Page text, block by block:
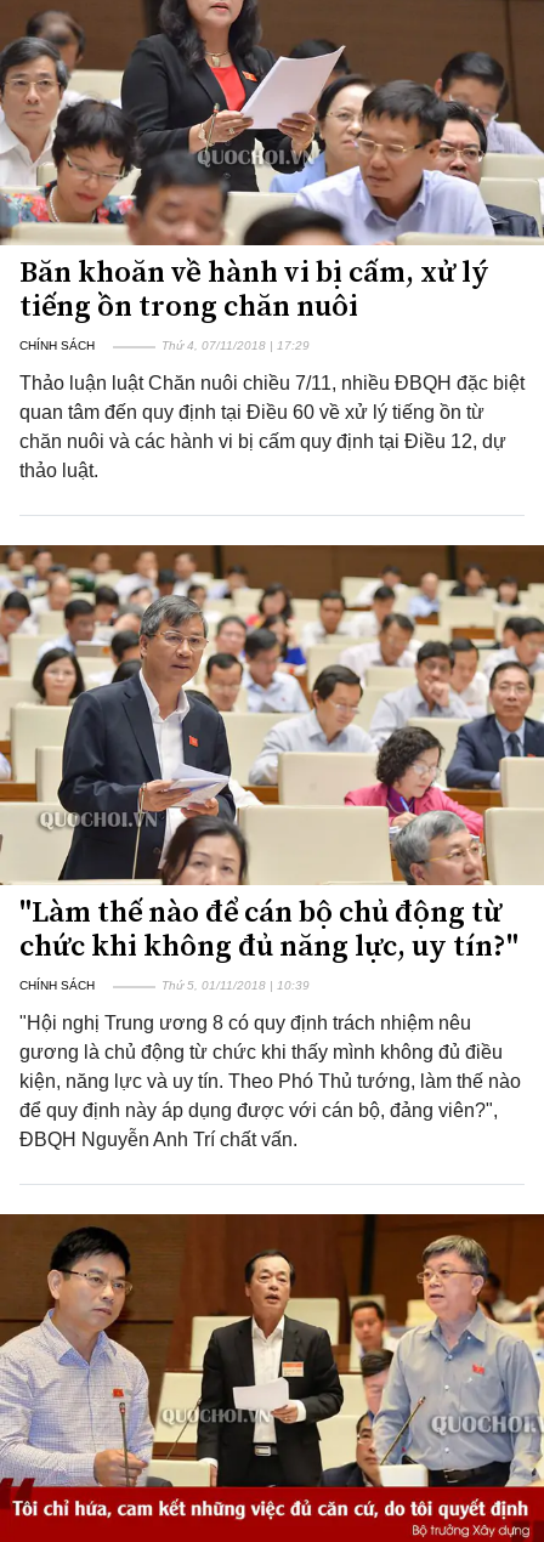
Băn khoăn về hành vi bị cấm, xử lý
tiếng ồn trong chăn nuôi
CHÍNH SÁCH Thứ 4, 07/11/2018 | 17:29
Thảo luận luật Chăn nuôi chiều 7/11, nhiều ĐBQH đặc biệt
quan tâm đến quy định tại Điều 60 về xử lý tiếng ồn từ
chăn nuôi và các hành vi bị cấm quy định tại Điều 12, dự
thảo luật.
"Làm thế nào để cán bộ chủ động từ
chức khi không đủ năng lực, uy tín?"
CHÍNH SÁCH Thứ 5, 01/11/2018 | 10:39
"Hội nghị Trung ương 8 có quy định trách nhiệm nêu
gương là chủ động từ chức khi thấy mình không đủ điều
kiện, năng lực và uy tín. Theo Phó Thủ tướng, làm thế nào
để quy định này áp dụng được với cán bộ, đảng viên?",
ĐBQH Nguyễn Anh Trí chất vấn.